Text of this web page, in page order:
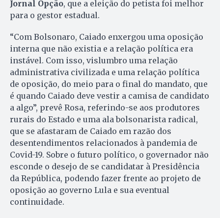
Jornal Opção, que a eleição do petista foi melhor
para o gestor estadual.
“Com Bolsonaro, Caiado enxergou uma oposição
interna que não existia e a relação política era
instável. Com isso, vislumbro uma relação
administrativa civilizada e uma relação política
de oposição, do meio para o final do mandato, que
é quando Caiado deve vestir a camisa de candidato
a algo”, prevê Rosa, referindo-se aos produtores
rurais do Estado e uma ala bolsonarista radical,
que se afastaram de Caiado em razão dos
desentendimentos relacionados à pandemia de
Covid-19. Sobre o futuro político, o governador não
esconde o desejo de se candidatar à Presidência
da República, podendo fazer frente ao projeto de
oposição ao governo Lula e sua eventual
continuidade.